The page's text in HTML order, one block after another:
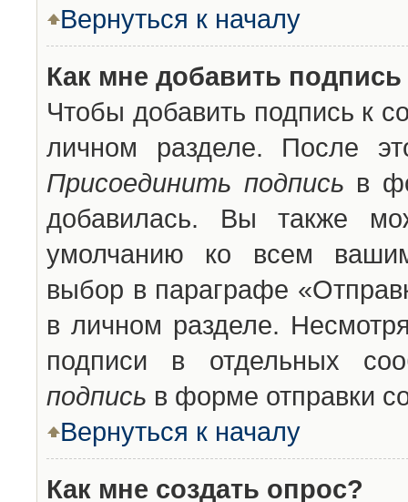
Вернуться к началу
Как мне добавить
Чтобы добавить подпись к
личном разделе. После
Присоединить подпись в
добавилась. Вы также
умолчанию ко всем
выбор в параграфе
в личном разделе.
подписи в отдельных
подпись в форме отправки
Вернуться к началу
Как мне создать опрос?